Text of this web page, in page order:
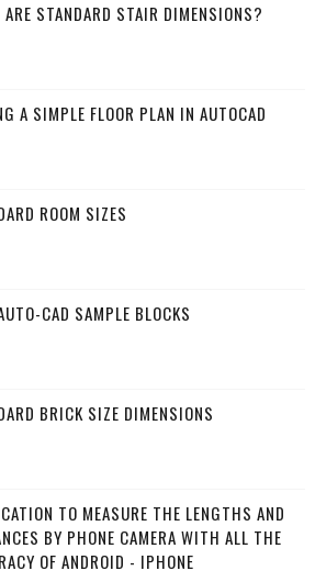
STANDARD STAIR DIMENSIONS?
A SIMPLE FLOOR PLAN IN AUTOCAD
ROOM SIZES
CAD SAMPLE BLOCKS
BRICK SIZE DIMENSIONS
TO MEASURE THE LENGTHS AND
BY PHONE CAMERA WITH ALL THE
OF ANDROID - IPHONE